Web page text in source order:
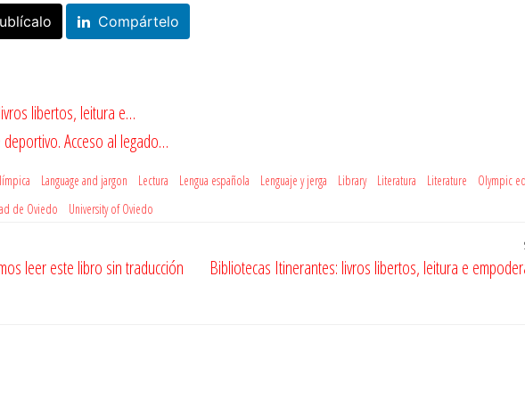
Compártelo
libertos, leitura e…
Acceso al legado…
Language and jargon Lectura Lengua española Lenguaje y jerga Library Literatura Literature
Olympic
de Oviedo University of Oviedo
leer este libro sin traducción Bibliotecas Itinerantes: livros libertos, leitura e